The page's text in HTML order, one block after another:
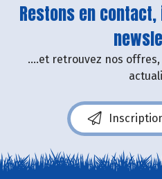
Restons en
....et retrouvez nos